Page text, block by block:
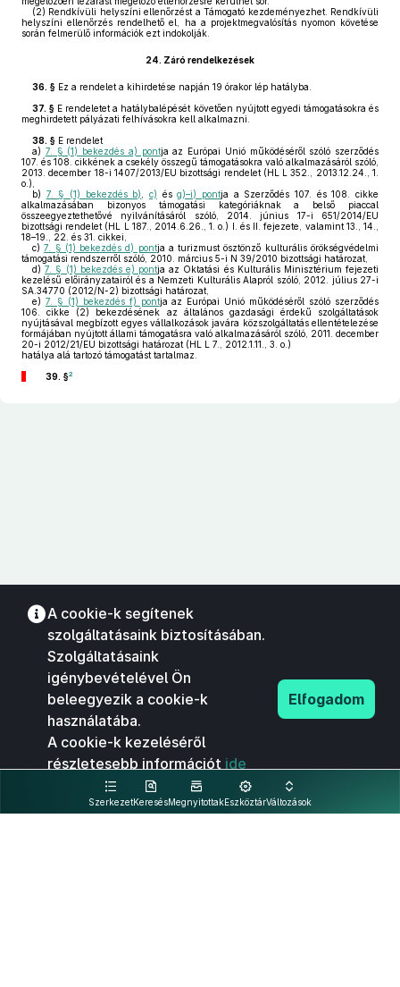
(2) Rendkívüli helyszíni ellenőrzést a Támogató kezdeményezhet. Rendkívüli
helyszíni ellenőrzés rendelhető el, ha a projektmegvalósítás nyomon követése
során felmerülő információk ezt indokolják.
24. Záró rendelkezések
36. § Ez a rendelet a kihirdetése napján 19 órakor lép hatályba.
37. § E rendeletet a hatálybalépését követően nyújtott egyedi támogatásokra és
meghirdetett pályázati felhívásokra kell alkalmazni.
38. § E rendelet
a) 7. § (1) bekezdés a) pontja az Európai Unió működéséről szóló szerződés
107. és 108. cikkének a csekély összegű támogatásokra való alkalmazásáról szóló,
2013. december 18-i 1407/2013/EU bizottsági rendelet (HL L 352., 2013.12.24., 1.
o.),
b) 7. § (1) bekezdés b) ,c) ésg)–i) pontja a Szerződés 107. és 108. cikke
alkalmazásában bizonyos támogatási kategóriáknak a belső piaccal
összeegyeztethetővé nyilvánításáról szóló, 2014. június 17-i 651/2014/EU
bizottsági rendelet (HL L 187., 2014.6.26., 1. o.) I. és II. fejezete, valamint 13., 14.,
18–19., 22. és 31. cikkei,
c) 7. § (1) bekezdés d) pontja a turizmust ösztönző kulturális örökségvédelmi
támogatási rendszerről szóló, 2010. március 5-i N 39/2010 bizottsági határozat,
d) 7. § (1) bekezdés e) pontja az Oktatási és Kulturális Minisztérium fejezeti
kezelésű előirányzatairól és a Nemzeti Kulturális Alapról szóló, 2012. július 27-i
SA.34770 (2012/N-2) bizottsági határozat,
e) 7. § (1) bekezdés f) pontja az Európai Unió működéséről szóló szerződés
106. cikke (2) bekezdésének az általános gazdasági érdekű szolgáltatások
nyújtásával megbízott egyes vállalkozások javára közszolgáltatás ellentételezése
formájában nyújtott állami támogatásra való alkalmazásáról szóló, 2011. december
20-i 2012/21/EU bizottsági határozat (HL L 7., 2012.1.11., 3. o.)
hatálya alá tartozó támogatást tartalmaz.
39. §2
SzerkezetKeresésMegnyitottakEszköztárVáltozások
A cookie-k segítenek
szolgáltatásaink biztosításában.
Szolgáltatásaink
igénybevételével Ön
beleegyezik a cookie-k
használatába.
A cookie-k kezeléséről
részletesebb információt ide
kattintva olvashat.
Elfogadom